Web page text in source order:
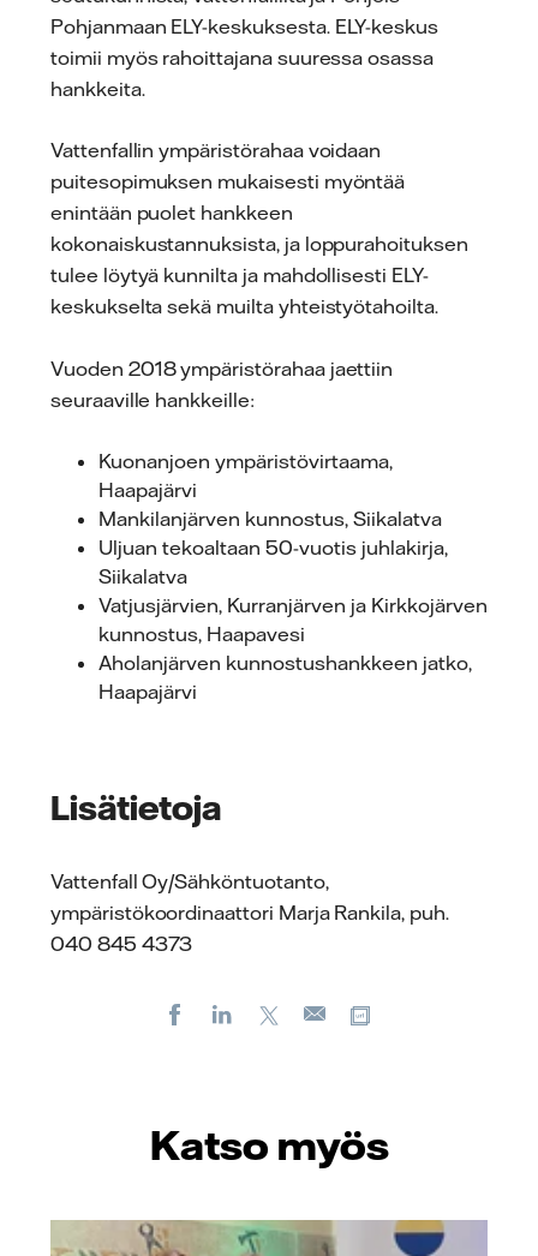
Pohjanmaan ELY-keskuksesta. ELY-keskus
toimii myös rahoittajana suuressa osassa
hankkeita.
Vattenfallin ympäristörahaa voidaan
puitesopimuksen mukaisesti myöntää
enintään puolet hankkeen
kokonaiskustannuksista, ja loppurahoituksen
tulee löytyä kunnilta ja mahdollisesti ELY-
keskukselta sekä muilta yhteistyötahoilta.
Vuoden 2018 ympäristörahaa jaettiin
seuraaville hankkeille:
Kuonanjoen ympäristövirtaama,
Haapajärvi
Mankilanjärven kunnostus, Siikalatva
Uljuan tekoaltaan 50-vuotis juhlakirja,
Siikalatva
Vatjusjärvien, Kurranjärven ja Kirkkojärven
kunnostus, Haapavesi
Aholanjärven kunnostushankkeen jatko,
Haapajärvi
Lisätietoja
Vattenfall Oy/Sähköntuotanto,
ympäristökoordinaattori Marja Rankila, puh.
040 845 4373
FacebookLinkedIn
Sähköposti
Katso myös